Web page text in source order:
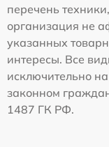
перечень
организация не
указанных
интересы. Все
исключительно
законном
1487 ГК РФ.